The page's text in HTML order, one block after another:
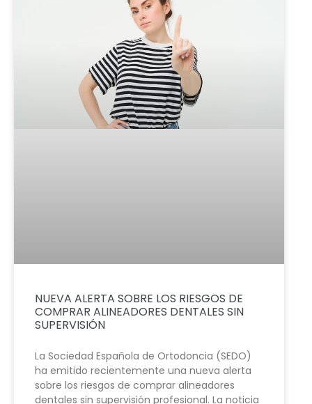
NUEVA ALERTA SOBRE LOS RIESGOS DE
COMPRAR ALINEADORES DENTALES SIN
SUPERVISIÓN
La Sociedad Española de Ortodoncia (SEDO)
ha emitido recientemente una nueva alerta
sobre los riesgos de comprar alineadores
dentales sin supervisión profesional. La noticia